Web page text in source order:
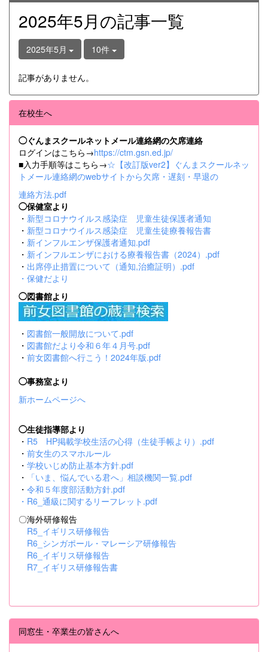
2025年5月の記事一覧
2025年5月 10件
記事がありません。
在校生へ
◯ぐんまスクールネットメール連絡網の欠席連絡
ログインはこちら→https://ctm.gsn.ed.jp/
■入力手順等はこちら→☆【改訂版ver2】ぐんまスクールネッ
トメール連絡網のwebサイトから欠席・遅刻・早退の
連絡方法.pdf
◯保健室より
・ 新型コロナウイルス感染症 児童生徒保護者通知
・ 新型コロナウイルス感染症 児童生徒療養報告書
・ 新インフルエンザ保護者通知.pdf
・ 新インフルエンザにおける療養報告書（2024）.pdf
・ 出席停止措置について（通知,治癒証明）.pdf
・ 保健だより
◯図書館より
・ 図書館一般開放について.pdf
・ 図書館だより令和６年４月号.pdf
・ 前女図書館へ行こう！2024年版.pdf
◯事務室より
新ホームページへ
◯生徒指導部より
・ R5 HP掲載学校生活の心得（生徒手帳より）.pdf
・ 前女生のスマホルール
・ 学校いじめ防止基本方針.pdf
・
「いま、悩んでいる君へ」相談機関一覧.pdf
・ 令和５年度部活動方針.pdf
・ R6_通級に関するリーフレット.pdf
〇海外研修報告
R5_イギリス研修報告
R6_シンガポール・マレーシア研修報告
R6_イギリス研修報告
R7_イギリス研修報告書
同窓生・卒業生の皆さんへ